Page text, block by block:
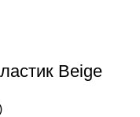
Beige